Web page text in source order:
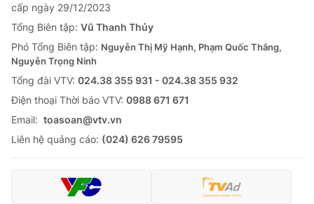
cấp ngày 29/12/2023
Tổng Biên tập: Vũ Thanh Thủy
Phó Tổng Biên tập: Nguyễn Thị Mỹ Hạnh, Phạm Quốc Thắng,
Nguyễn Trọng Ninh
Tổng đài VTV: 024.38 355 931 - 024.38 355 932
Ðiện thoại Thời báo VTV: 0988 671 671
Email: toasoan@vtv.vn
Liên hệ quảng cáo: (024) 626 79595